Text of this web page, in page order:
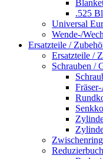
.525
Universal
Wende-/
Ersatzteile /
Ersatzteile /
Schrauben /